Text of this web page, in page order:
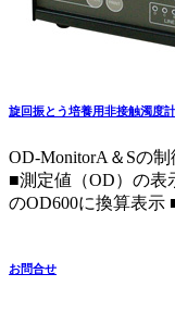
旋回振とう培養用非接触濁度
OD-MonitorA＆Sの制
■測定値（OD）の表
のOD600に換算表示
お問合せ